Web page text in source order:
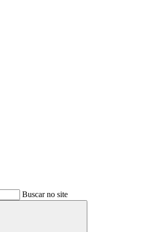
Buscar no site